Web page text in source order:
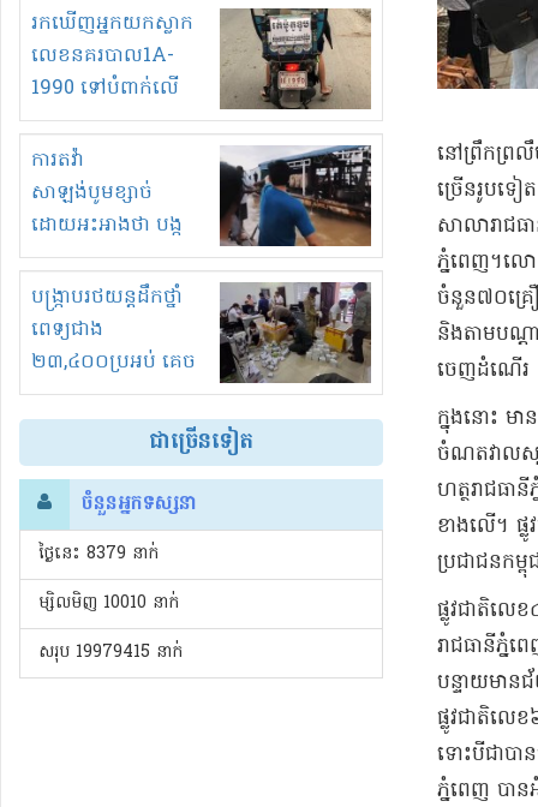
រកឃើញអ្នកយកស្លាក
លេខនគរបាល1A-
1990 ទៅបំពាក់លើ
ម៉ូតូរបស់ខ្លួន ដាកផ្លាក
រត់ឌុបហើយ
ការតវ៉ា
សាឡង់បូមខ្សាច់
ដោយអះអាងថា បង្ក
បាក់ច្រាំងទន្លេ និង
រំខានទាំងយប់ទាំងថ្ងៃ
បង្ក្រាបរថយន្តដឹកថ្នាំ
ពេទ្យជាង
២៣,៤០០ប្រអប់ គេច
ពន្ធនិងអត់ច្បាប់នាំ
ចូល!?
ជាច្រើនទៀត
ចំនួនអ្នកទស្សនា
ថ្ងៃនេះ​ 8379 នាក់
ម្សិលមិញ 10010 នាក់
សរុប 19979415 នាក់
នៅ​ព្រឹក​ព្រ
ច្រើនរូប​ទៀ
សាលា​រាជធ
ភ្នំពេញ​។​​លោ
ចំនួន​៧០​គ្រឿ
និង​តាម​បណ្ត
ចេញដំណើរ
ក្នុងនោះ ម
ចំណត​វាល​ស្បូ
ហត្ថ​រាជធា
ខាងលើ​។ ផ្
ប្រជាជន​កម្
ផ្លូវជាតិ​ល
រាជធានី​ភ្នំ
បន្ទាយមា
ផ្លូវជាតិ​លេ
ទោះបីជា​បា
ភ្នំពេញ បា